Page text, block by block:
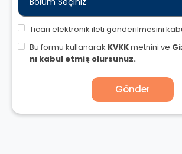
Ticari elektronik ileti gönderilmesini
Bu formu kullanarak KVKKmetnini ve
nı kabul etmiş olursunuz.